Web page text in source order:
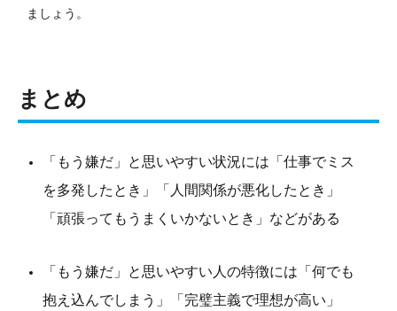
ましょう。
まとめ
「もう嫌だ」と思いやすい状況には「仕事でミス
を多発したとき」「人間関係が悪化したとき」
「頑張ってもうまくいかないとき」などがある
「もう嫌だ」と思いやすい人の特徴には「何でも
抱え込んでしまう」「完璧主義で理想が高い」